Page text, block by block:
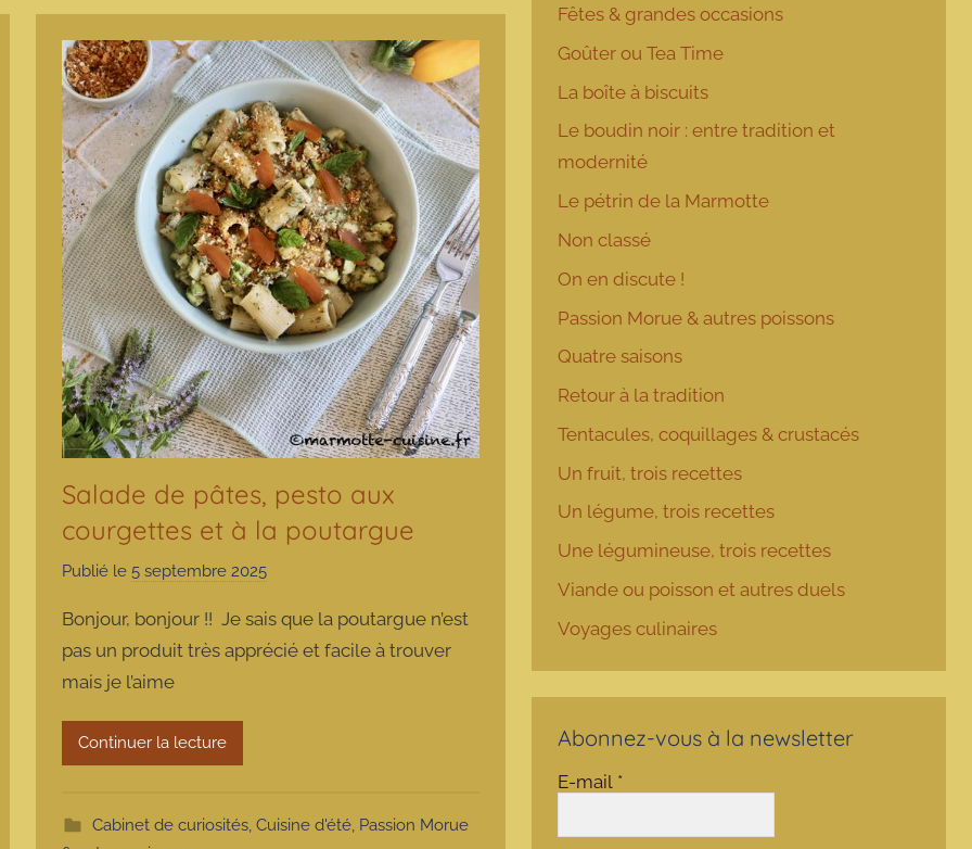
Salade de pâtes, pesto aux
courgettes et à la poutargue
Publié le 5 septembre 2025
r
m
t
Bonjour, bonjour !! Je sais que la poutargue n’est
pas un produit très apprécié et facile à trouver
mais je l’aime
Continuer la lecture
Cabinet de curiosités, Cuisine d'été, Passion Morue
Fêtes & grandes occasions
Goûter ou Tea Time
La boîte à biscuits
Le boudin noir : entre tradition et
modernité
Le pétrin de la Marmotte
Non classé
On en discute !
Passion Morue & autres poissons
Quatre saisons
Retour à la tradition
Tentacules, coquillages & crustacés
Un fruit, trois recettes
Un légume, trois recettes
Une légumineuse, trois recettes
Viande ou poisson et autres duels
Voyages culinaires
Abonnez-vous à la newsletter
E-mail *